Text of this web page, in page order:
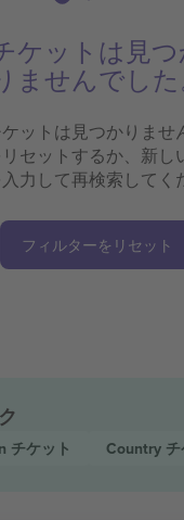
ケットは見つ
ませんでした
ットは見つかりませ
セットするか、新し
力して再検索してく
フィルターをリセット
チケット Country